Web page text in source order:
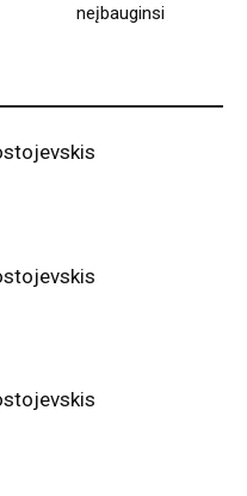
neįbauginsi